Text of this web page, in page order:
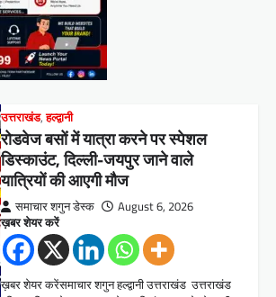
उत्तराखंड,हल्द्वानी
रोडवेज बसों में यात्रा करने पर स्पेशल
डिस्काउंट, दिल्ली-जयपुर जाने वाले
यात्रियों की आएगी मौज
समाचार शगुन डेस्क August 6, 2026
ख़बर शेयर करें
ख़बर शेयर करेंसमाचार शगुन हल्द्वानी उत्तराखंड उत्तराखंड